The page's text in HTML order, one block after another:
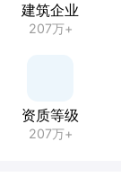
建筑企业
207万+
资质等级
207万+